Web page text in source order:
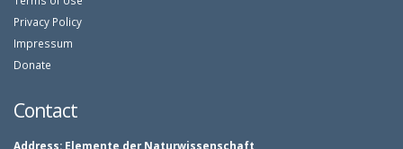
Privacy Policy
Impressum
Donate
Contact
Address: Elemente der Naturwissenschaft